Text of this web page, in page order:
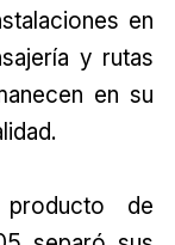
en
y rutas
en su
de